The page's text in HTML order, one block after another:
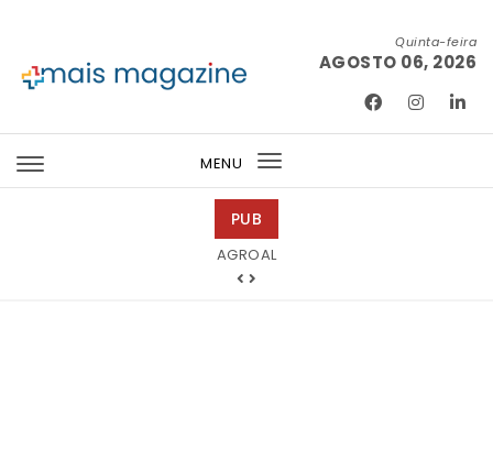
Quinta-feira
AGOSTO 06, 2026
MENU
Toggle
PUB
Tintas 2000